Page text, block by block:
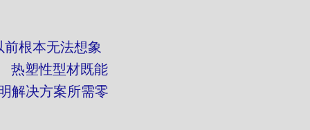
根本无法想象
热塑性型材既能
解决方案所需零